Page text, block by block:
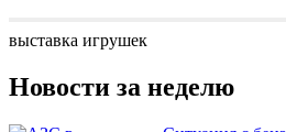
выставка игрушек
Новости за неделю